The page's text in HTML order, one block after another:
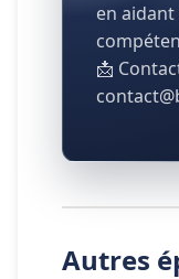
en
📩
Autres